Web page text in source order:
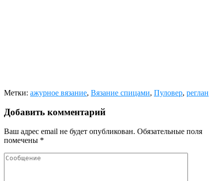
Метки: ажурное вязание, Вязание спицами, Пуловер, реглан
Добавить комментарий
Ваш адрес email не будет опубликован. Обязательные поля
помечены *